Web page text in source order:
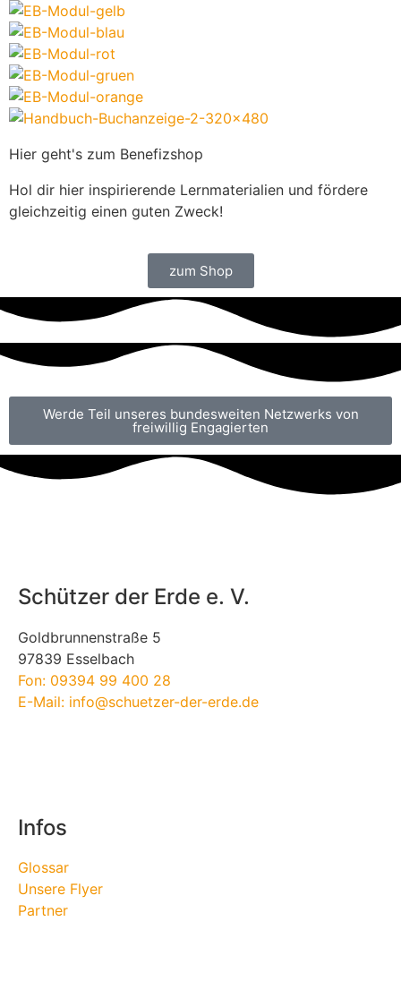
Hier geht's zum Benefizshop
Hol dir hier inspirierende Lernmaterialien und fördere
gleichzeitig einen guten Zweck!
zum Shop
Werde Teil unseres bundesweiten Netzwerks von
freiwillig Engagierten
Schützer der Erde e. V.
Goldbrunnenstraße 5
97839 Esselbach
Fon: 09394 99 400 28
E-Mail: info@schuetzer-der-erde.de
Infos
Glossar
Unsere Flyer
Partner